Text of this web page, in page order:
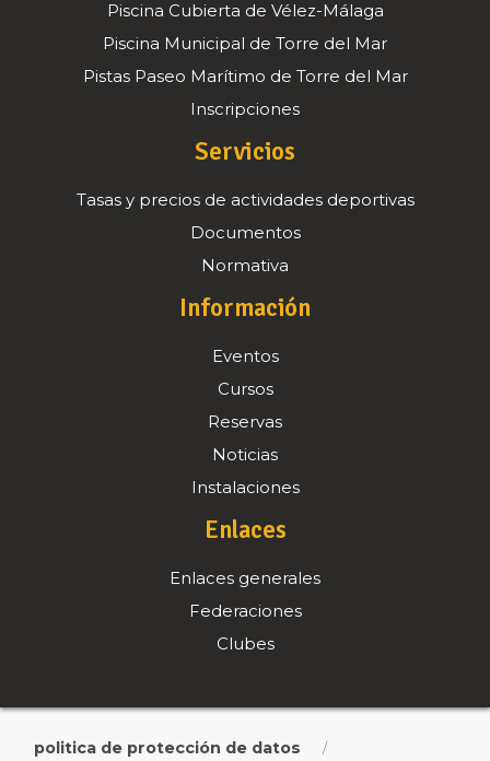
Piscina Cubierta de Vélez-Málaga
Piscina Municipal de Torre del Mar
Pistas Paseo Marítimo de Torre del Mar
Inscripciones
Servicios
Tasas y precios de actividades deportivas
Documentos
Normativa
Información
Eventos
Cursos
Reservas
Noticias
Instalaciones
Enlaces
Enlaces generales
Federaciones
Clubes
politica de protección de datos /